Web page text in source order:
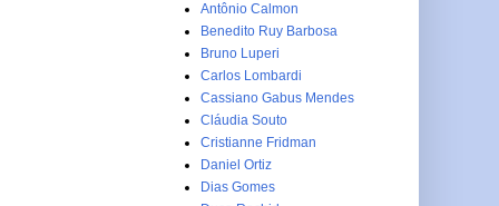
Antônio Calmon
Benedito Ruy Barbosa
Bruno Luperi
Carlos Lombardi
Cassiano Gabus Mendes
Cláudia Souto
Cristianne Fridman
Daniel Ortiz
Dias Gomes